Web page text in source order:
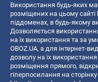
Використання будь-яких
розміщених на цьому сайті
піддоменах, в будь-якому
Дозволяється
на їх використання та за
OBOZ.UA, а для інтернет-
дозволу на їх
розміщення прямого,
гіперпосилання на